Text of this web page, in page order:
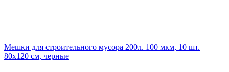
Мешки для строительного мусора 200л. 100 мкм, 10 шт.
80x120 см, черные